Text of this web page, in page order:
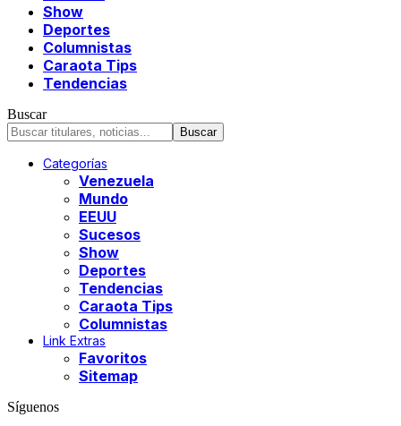
Show
Deportes
Columnistas
Caraota Tips
Tendencias
Buscar
Categorías
Venezuela
Mundo
EEUU
Sucesos
Show
Deportes
Tendencias
Caraota Tips
Columnistas
Link Extras
Favoritos
Sitemap
Síguenos